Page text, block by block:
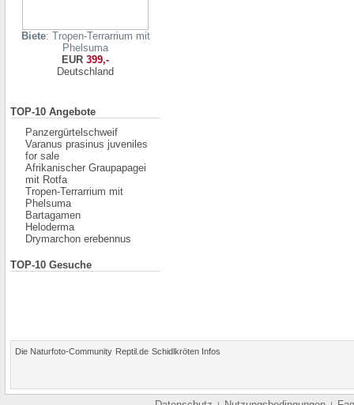
Biete: Tropen-Terrarrium mit
Phelsuma
EUR 399,-
Deutschland
TOP-10 Angebote
Panzergürtelschweif
Varanus prasinus juveniles
for sale
Afrikanischer Graupapagei
mit Rotfa
Tropen-Terrarrium mit
Phelsuma
Bartagamen
Heloderma
Drymarchon erebennus
TOP-10 Gesuche
Die Naturfoto-Community Reptil.de Schidlkröten Infos